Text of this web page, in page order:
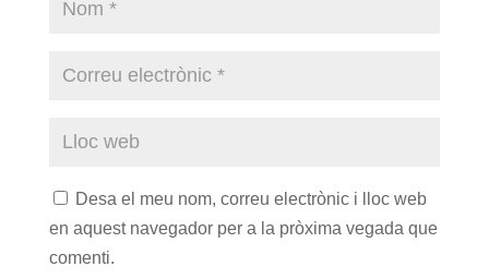
Desa el meu nom, correu electrònic i lloc web
en aquest navegador per a la pròxima vegada que
comenti.